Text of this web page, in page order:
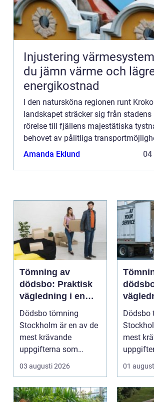
Injustering värmesystem så får
du jämn värme och
energikostnad
I den natursköna regionen runt
landskapet sträcker sig från stadens
rörelse till fjällens majestätiska
behovet av pålitliga
betonas. Att ha ...
Amanda Eklund 04
Tömning av
dödsbo: Praktisk
vägledning i en
svår tid
Dödsbo tömning
Stockholm är en av de
mest krävande
uppgifterna som
många f...
03 augusti 2026
Dödsbo
mest
01